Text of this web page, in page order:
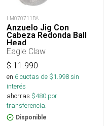
LM070711BA
Anzuelo Jig Con
Cabeza Redonda Ball
Head
Eagle Claw
$ 11.990
en 6cuotas de $1.998sin
interés
ahorras $480 por
transferencia.
Disponible